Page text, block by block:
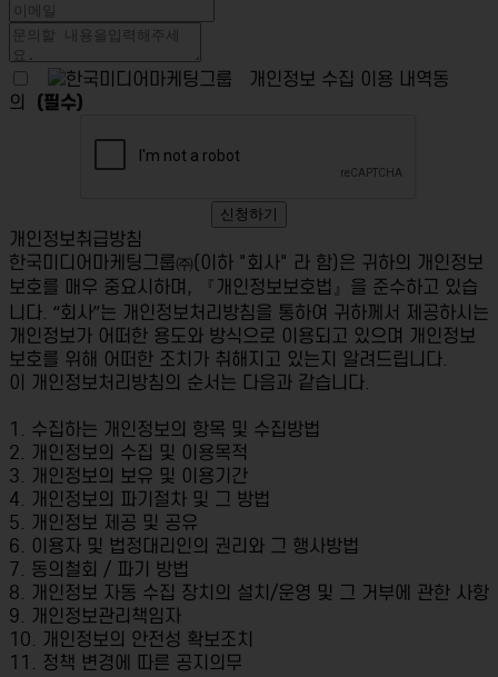
개인정보 수집 이용 내역동
의 (필수)
신청하기
개인정보취급방침
한국미디어마케팅그룹㈜(이하 "회사" 라 함)은 귀하의 개인정보
보호를 매우 중요시하며, 『개인정보보호법』을 준수하고 있습
니다. “회사”는 개인정보처리방침을 통하여 귀하께서 제공하시는
개인정보가 어떠한 용도와 방식으로 이용되고 있으며 개인정보
보호를 위해 어떠한 조치가 취해지고 있는지 알려드립니다.
이 개인정보처리방침의 순서는 다음과 같습니다.
1. 수집하는 개인정보의 항목 및 수집방법
2. 개인정보의 수집 및 이용목적
3. 개인정보의 보유 및 이용기간
4. 개인정보의 파기절차 및 그 방법
5. 개인정보 제공 및 공유
6. 이용자 및 법정대리인의 권리와 그 행사방법
7. 동의철회 / 파기 방법
8. 개인정보 자동 수집 장치의 설치/운영 및 그 거부에 관한 사항
9. 개인정보관리책임자
10. 개인정보의 안전성 확보조치
11. 정책 변경에 따른 공지의무